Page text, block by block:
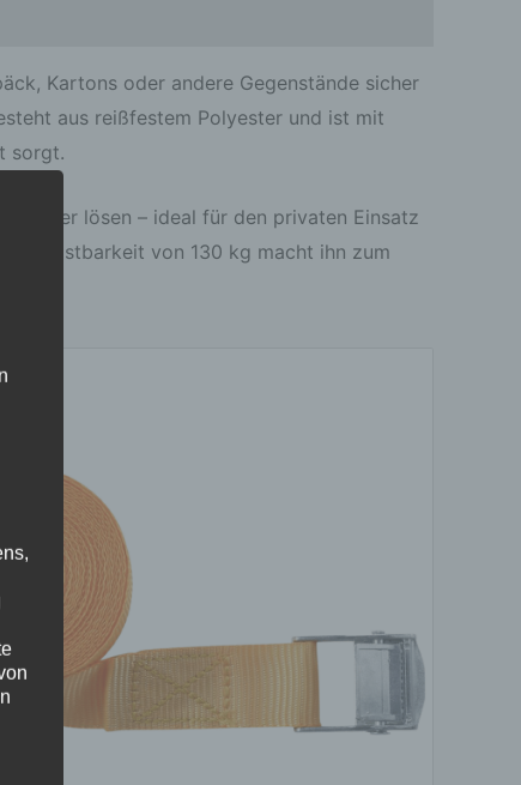
Kartons oder andere Gegenstände sicher
aus reißfestem Polyester und ist mit
sorgt.
wieder lösen – ideal für den privaten Einsatz
Belastbarkeit von 130 kg macht ihn zum